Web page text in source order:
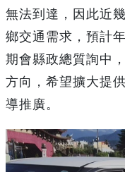
無法到達，因此近
鄉交通需求，預計
期會縣政總質詢中
方向，希望擴大提
導推廣。